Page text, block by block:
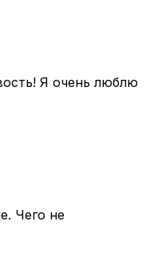
Я очень люблю
Чего не